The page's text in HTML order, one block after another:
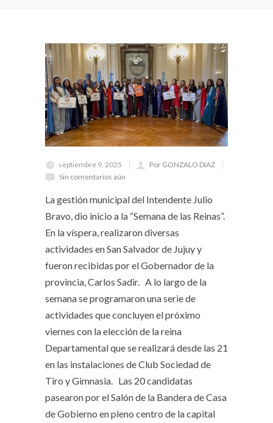
septiembre 9, 2025
Por GONZALO DIAZ
Sin comentarios aún
La gestión municipal del Intendente Julio
Bravo, dio inicio a la “Semana de las Reinas”.
En la víspera, realizaron diversas
actividades en San Salvador de Jujuy y
fueron recibidas por el Gobernador de la
provincia, Carlos Sadir. A lo largo de la
semana se programaron una serie de
actividades que concluyen el próximo
viernes con la elección de la reina
Departamental que se realizará desde las 21
en las instalaciones de Club Sociedad de
Tiro y Gimnasia. Las 20 candidatas
pasearon por el Salón de la Bandera de Casa
de Gobierno en pleno centro de la capital